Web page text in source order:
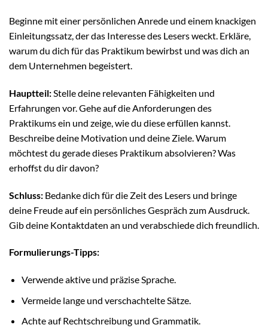
Beginne mit einer persönlichen Anrede und einem knackigen
Einleitungssatz, der das Interesse des Lesers weckt. Erkläre,
warum du dich für das Praktikum bewirbst und was dich an
dem Unternehmen begeistert.
Hauptteil:Stelle deine relevanten Fähigkeiten und
Erfahrungen vor. Gehe auf die Anforderungen des
Praktikums ein und zeige, wie du diese erfüllen kannst.
Beschreibe deine Motivation und deine Ziele. Warum
möchtest du gerade dieses Praktikum absolvieren? Was
erhoffst du dir davon?
Schluss: Bedanke dich für die Zeit des Lesers und bringe
deine Freude auf ein persönliches Gespräch zum Ausdruck.
Gib deine Kontaktdaten an und verabschiede dich freundlich.
Formulierungs-Tipps:
Verwende aktive und präzise Sprache.
Vermeide lange und verschachtelte Sätze.
Achte auf Rechtschreibung und Grammatik.